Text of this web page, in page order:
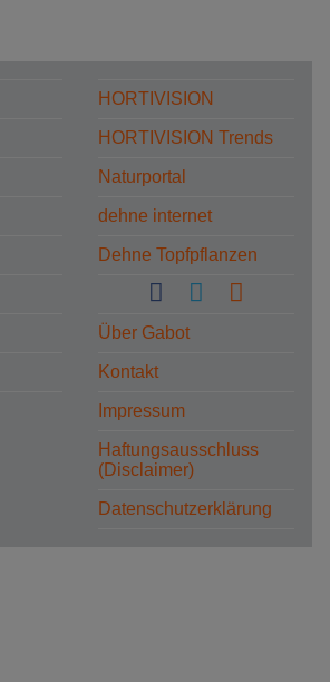
HORTIVISION
HORTIVISION Trends
Naturportal
dehne internet
Dehne Topfpflanzen
Über Gabot
Kontakt
Impressum
Haftungsausschluss
(Disclaimer)
Datenschutzerklärung